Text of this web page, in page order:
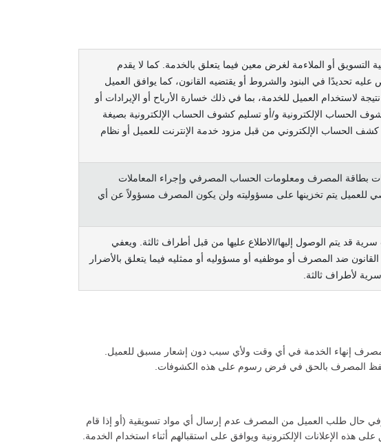
أو الملاءمة لغرض معين فيما يتعلق بالخدمة. كما لا يقدم
تحديدًا في البنود والشروط أو يقتضيه القانون، كما يوافق العميل
العميل للخدمة، بما في ذلك خسارة الأرباح أو الإيرادات أو
الحساب الإلكترونية و/أو تسليم كشوف الحساب الإلكترونية بصيغة
كشف الحساب الإلكتروني من قبل مزود خدمة الإنترنت للعميل أو نظام
بطاقة المصرف ومعلومات الحساب المصرفي وإجراء المعاملات
للعميل يتم تخزينها على مسؤوليته ولن يكون المصرف مسؤولاً عن أي
قد يتم الوصول إليها/الاطلاع عليها من قبل أطراف ثالثة. ويعفي
ضد المصرف أو موظفيه أو مسؤوليه أو ممثليه فيما يتعلق بالأضرار
لأطراف ثالثة.
إنهاء الخدمة في أي وقت ولأي سبب دون إشعار مسبق للعميل.
المصرف بالحق في فرض رسوم على هذه الكشوفات.
حال طلب العميل من المصرف عدم إرسال أي مواد تسويقية (أو إذا قام
هذه الإعلانات الإلكترونية ويوافق على استقبالهم أثناء استخدام الخدمة.